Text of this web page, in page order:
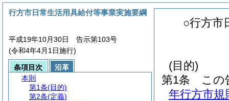
○行方市
(目的)
第1条
この
年行方市規
行方市日常生活用具給付等事業実施要綱
平成19年10月30日 告示第103号
(令和4年4月1日施行)
条項目次
沿革
本則
第1条(目的)
第2条(定義)